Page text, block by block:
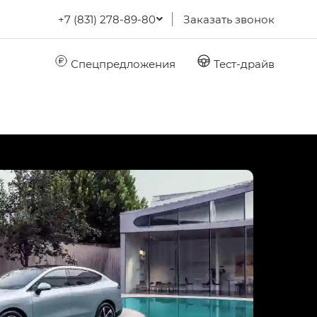
+7 (831) 278-89-80 Заказать звонок
Спецпредложения Тест-драйв